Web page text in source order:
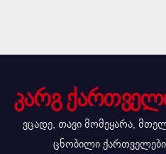
კარგ
ვცადე, თავი მომეყარა,
ცნობილი